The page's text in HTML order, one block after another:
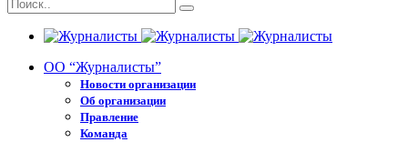
ОО “Журналисты”
Новости организации
Об организации
Правление
Команда